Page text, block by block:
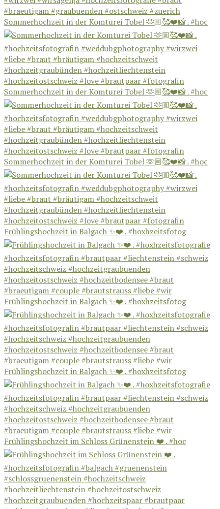
Sommerhochzeit in der Komturei Tobel 🫶🏼🥰❤️📸 . #hoc
Sommerhochzeit in der Komturei Tobel 🫶🏼🥰❤️📸 . #hoc
Sommerhochzeit in der Komturei Tobel 🫶🏼🥰❤️📸 . #hoc
Frühlingshochzeit in Balgach ✨❤️ . #hoxhzeitsfotog
Frühlingshochzeit in Balgach ✨❤️ . #hoxhzeitsfotog
Frühlingshochzeit in Balgach ✨❤️ . #hoxhzeitsfotog
Frühlingshochzeit im Schloss Grünenstein ❤️ . #hoc